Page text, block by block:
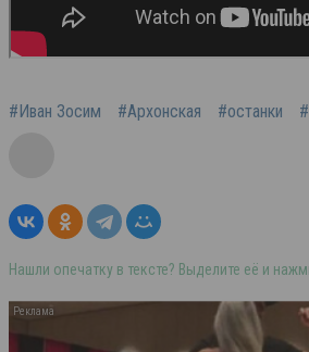
#Иван Зосим #Архонская #останки
Нашли опечатку в тексте? Выделите её и